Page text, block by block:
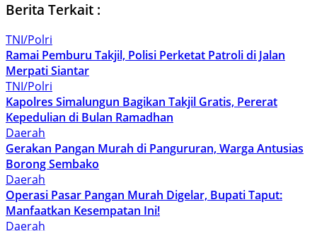
Berita Terkait :
TNI/Polri
Ramai Pemburu Takjil, Polisi Perketat Patroli di Jalan
Merpati Siantar
TNI/Polri
Kapolres Simalungun Bagikan Takjil Gratis, Pererat
Kepedulian di Bulan Ramadhan
Daerah
Gerakan Pangan Murah di Pangururan, Warga Antusias
Borong Sembako
Daerah
Operasi Pasar Pangan Murah Digelar, Bupati Taput:
Manfaatkan Kesempatan Ini!
Daerah